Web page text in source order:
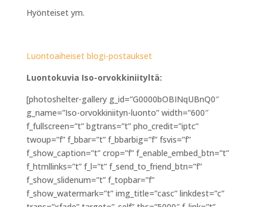
Hyönteiset ym.
Luontoaiheiset blogi-postaukset
Luontokuvia Iso-orvokkiniityltä:
[photoshelter-gallery g_id=”G0000bOBINqUBnQ0″
g_name=”Iso-orvokkiniityn-luonto” width=”600″
f_fullscreen=”t” bgtrans=”t” pho_credit=”iptc”
twoup=”f” f_bbar=”t” f_bbarbig=”f” fsvis=”f”
f_show_caption=”t” crop=”f” f_enable_embed_btn=”t”
f_htmllinks=”t” f_l=”t” f_send_to_friend_btn=”f”
f_show_slidenum=”t” f_topbar=”f”
f_show_watermark=”t” img_title=”casc” linkdest=”c”